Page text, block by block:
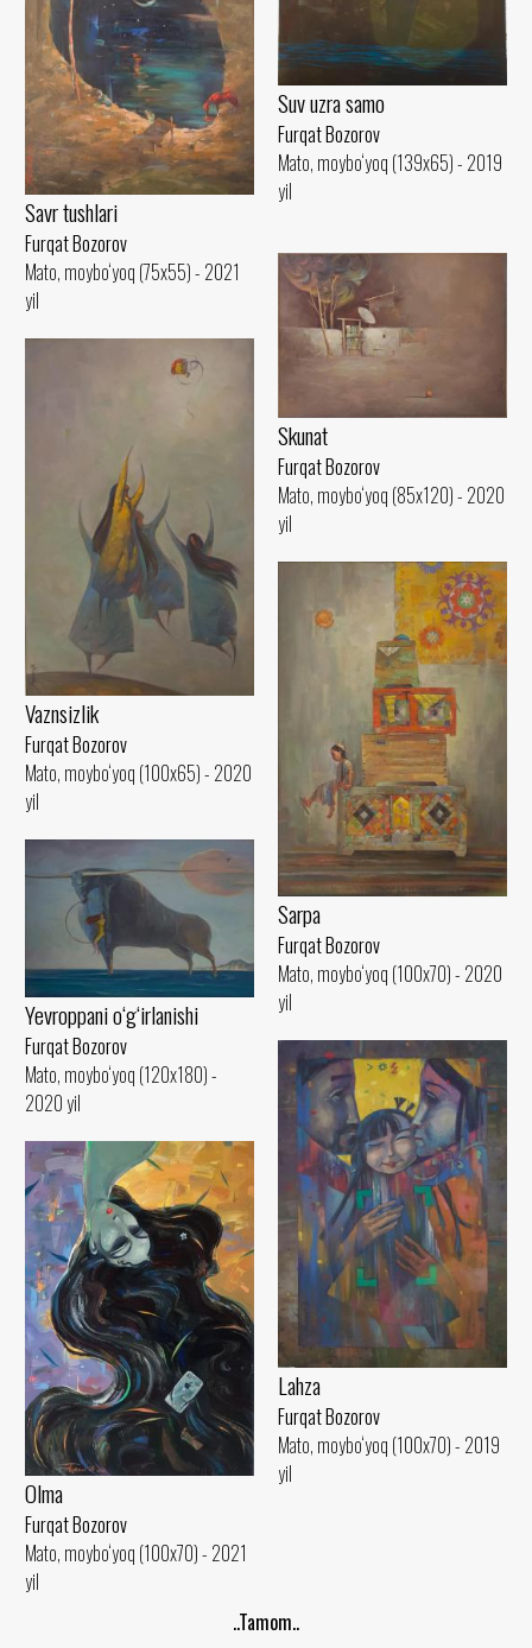
Suv uzra samo
Furqat Bozorov
Mato, moybo‘yoq (139x65) - 2019
yil
Savr tushlari
Furqat Bozorov
Mato, moybo‘yoq (75x55) - 2021
yil
Skunat
Furqat Bozorov
Mato, moybo‘yoq (85x120) - 2020
yil
Vaznsizlik
Furqat Bozorov
Mato, moybo‘yoq (100x65) - 2020
yil
Sarpa
Furqat Bozorov
Mato, moybo‘yoq (100x70) - 2020
yil
Yevroppani o‘g‘irlanishi
Furqat Bozorov
Mato, moybo‘yoq (120x180) -
2020 yil
Lahza
Furqat Bozorov
Mato, moybo‘yoq (100x70) - 2019
yil
Olma
Furqat Bozorov
Mato, moybo‘yoq (100x70) - 2021
yil
..Tamom..